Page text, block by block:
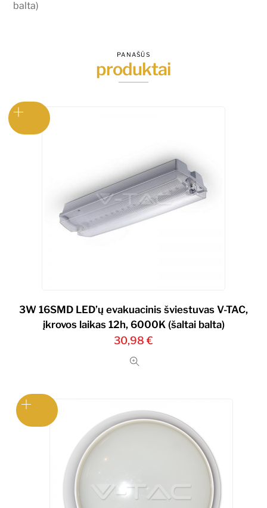
6000K(šaltai
balta)
PANAŠŪS
produktai
3W 16SMD LED’ų evakuacinis šviestuvas V-TAC,
įkrovos laikas 12h, 6000K (šaltai balta)
30,98 €